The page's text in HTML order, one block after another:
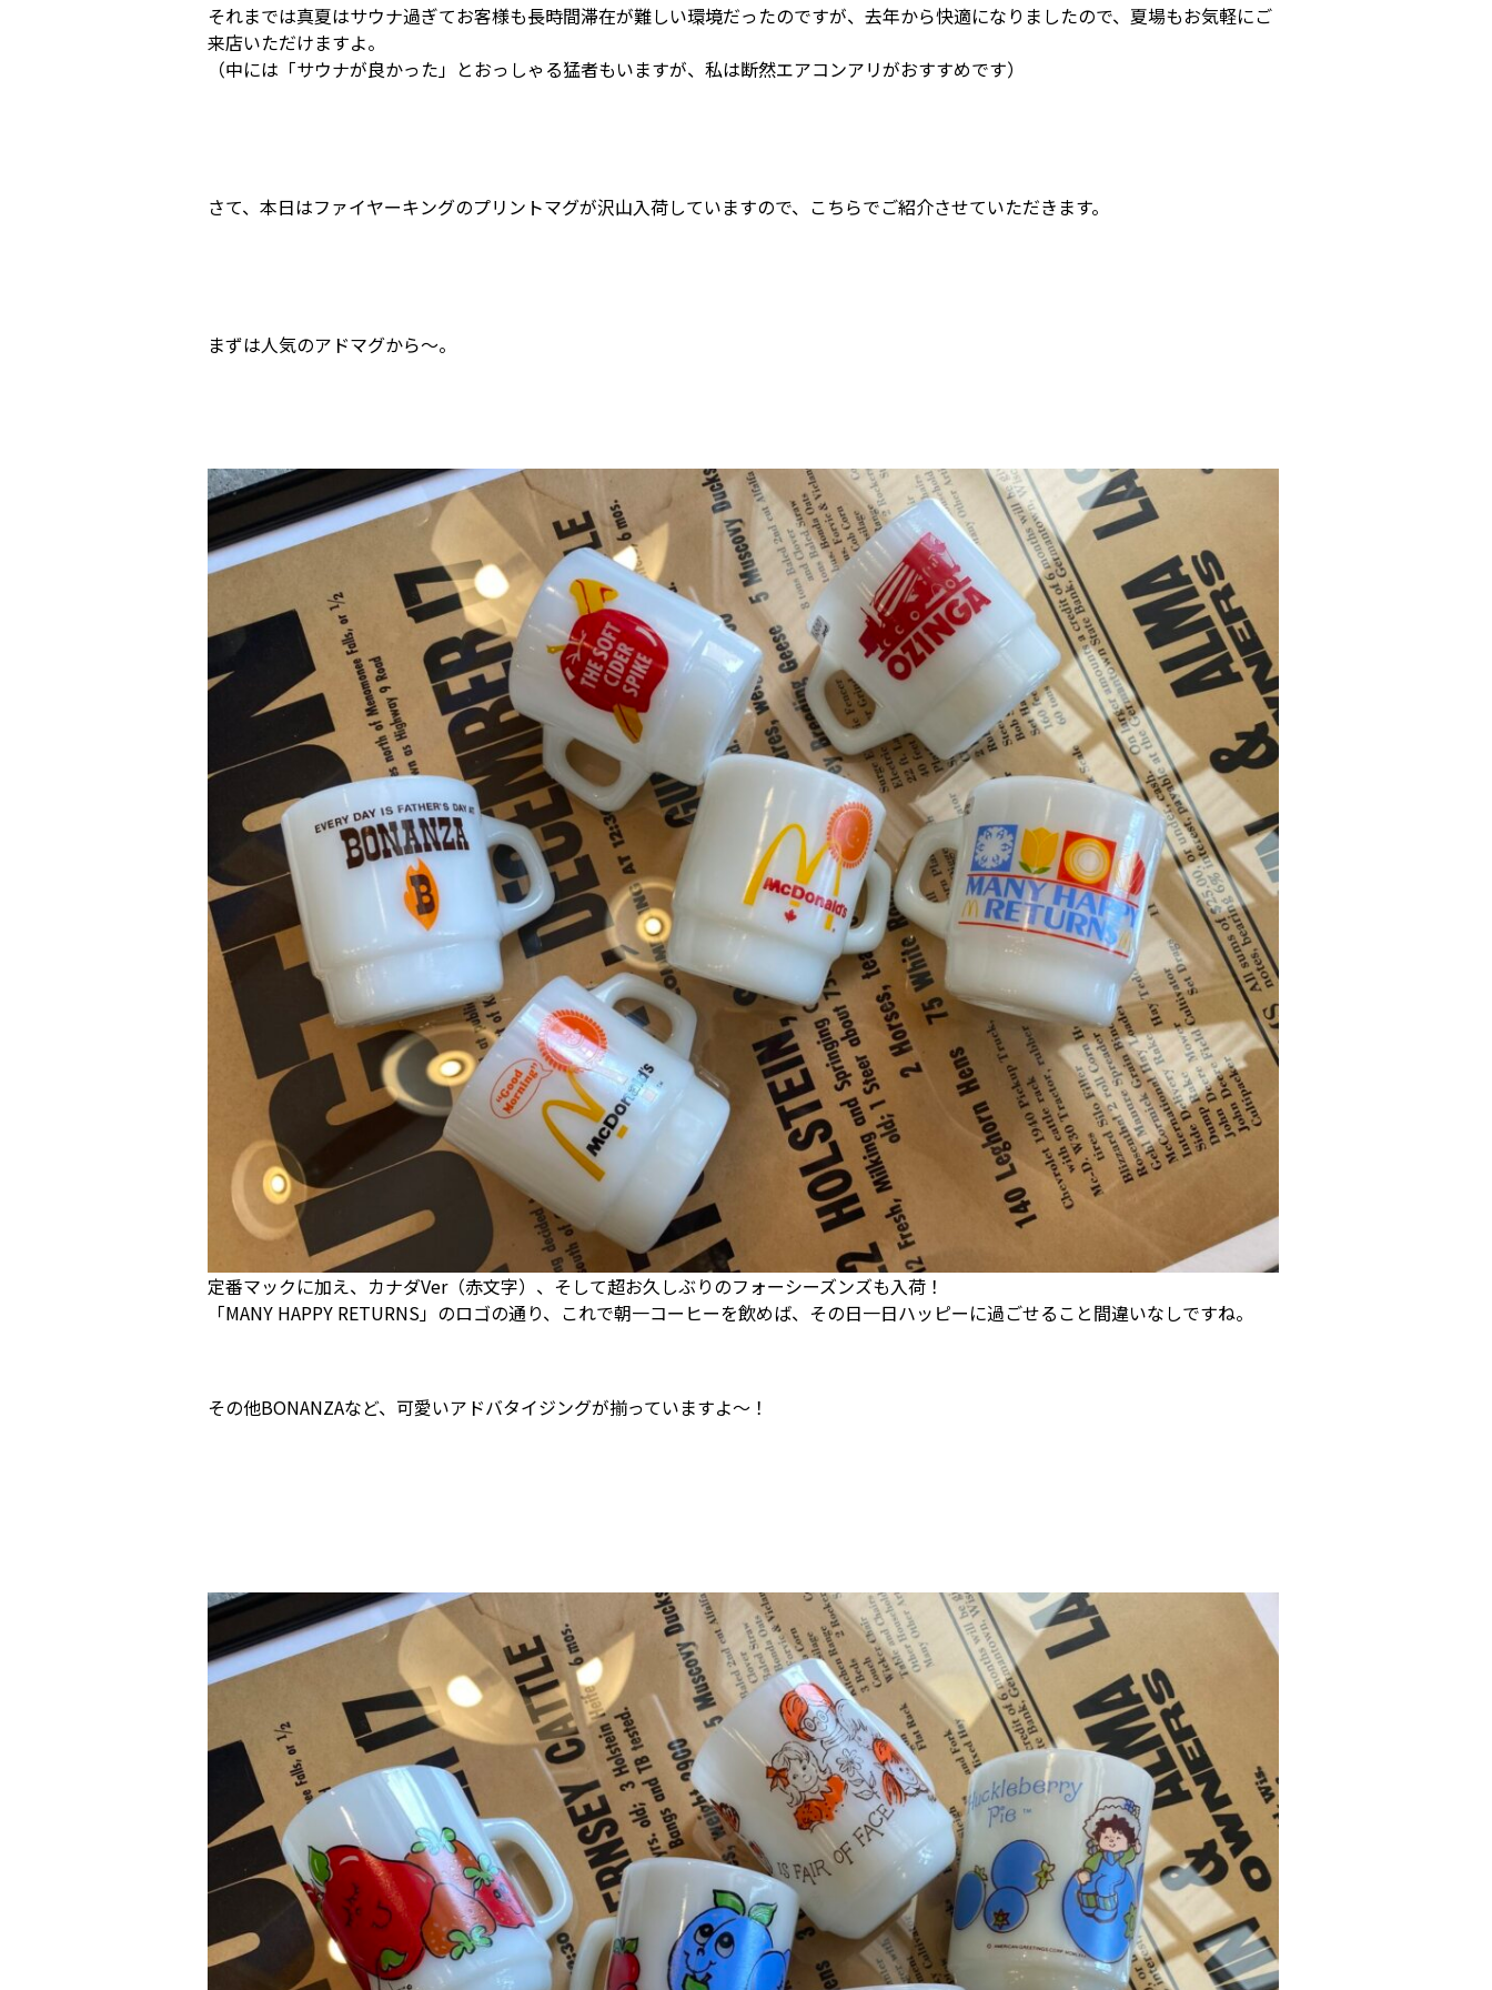
それまでは真夏はサウナ過ぎてお客様も長時間滞在が難しい環境だったのですが、去年から快適になりましたので、夏場もお気軽にご
来店いただけますよ。
（中には「サウナが良かった」とおっしゃる猛者もいますが、私は断然エアコンアリがおすすめです）
さて、本日はファイヤーキングのプリントマグが沢山入荷していますので、こちらでご紹介させていただきます。
まずは人気のアドマグから～。
定番マックに加え、カナダVer（赤文字）、そして超お久しぶりのフォーシーズンズも入荷！
「MANY HAPPY RETURNS」のロゴの通り、これで朝一コーヒーを飲めば、その日一日ハッピーに過ごせること間違いなしですね。
その他BONANZAなど、可愛いアドバタイジングが揃っていますよ～！